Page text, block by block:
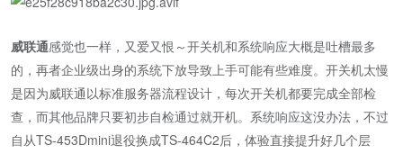
威联通感觉也一样，又爱又恨～开关机和系统响应大概是吐槽最多
的，再者企业级出身的系统下放导致上手可能有些难度。开关机太慢
是因为威联通以标准服务器流程设计，每次开关机都要完成全部检
查，而其他品牌只要初步自检通过就开机。系统响应这没办法，不过
自从TS-453Dmini退役换成TS-464C2后，体验直接提升好几个层